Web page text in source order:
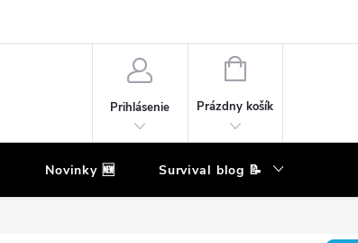
Prihlásenie
NÁKUPNÝ
Prázdny košík
Novinky 🆕 Survival blog 📝